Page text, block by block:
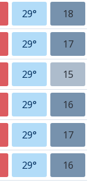
29° 18
29° 17
29° 15
29° 16
29° 17
29° 16